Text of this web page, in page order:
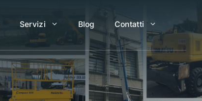
Servizi Blog Contatti